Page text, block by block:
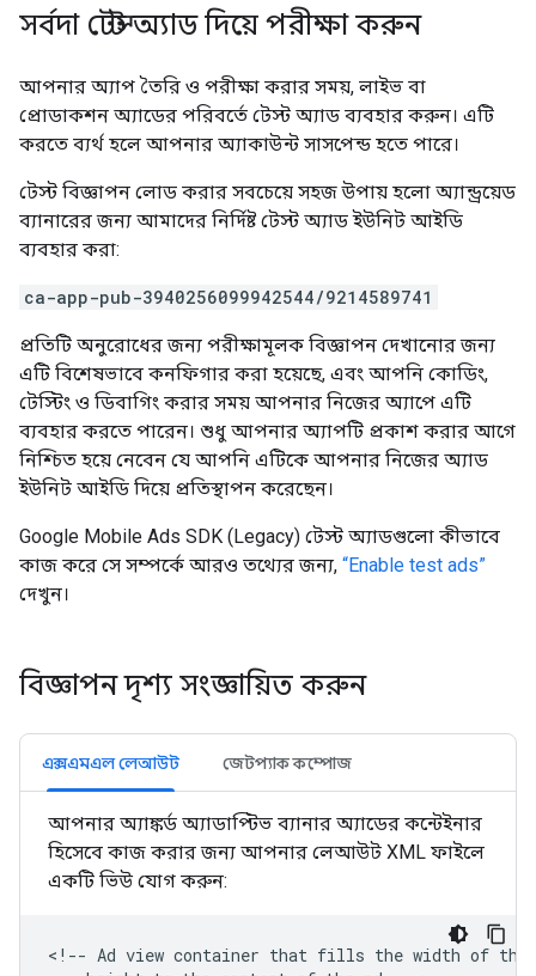
সর্বদা টেস্ট অ্যাড দিয়ে পরীক্ষা করুন
আপনার অ্যাপ তৈরি ও পরীক্ষা করার সময়, লাইভ বা
প্রোডাকশন অ্যাডের পরিবর্তে টেস্ট অ্যাড ব্যবহার করুন। এটি
করতে ব্যর্থ হলে আপনার অ্যাকাউন্ট সাসপেন্ড হতে পারে।
টেস্ট বিজ্ঞাপন লোড করার সবচেয়ে সহজ উপায় হলো অ্যান্ড্রয়েড
ব্যানারের জন্য আমাদের নির্দিষ্ট টেস্ট অ্যাড ইউনিট আইডি
ব্যবহার করা:
ca-app-pub-3940256099942544/9214589741
প্রতিটি অনুরোধের জন্য পরীক্ষামূলক বিজ্ঞাপন দেখানোর জন্য
এটি বিশেষভাবে কনফিগার করা হয়েছে, এবং আপনি কোডিং,
টেস্টিং ও ডিবাগিং করার সময় আপনার নিজের অ্যাপে এটি
ব্যবহার করতে পারেন। শুধু আপনার অ্যাপটি প্রকাশ করার আগে
নিশ্চিত হয়ে নেবেন যে আপনি এটিকে আপনার নিজের অ্যাড
ইউনিট আইডি দিয়ে প্রতিস্থাপন করেছেন।
Google Mobile Ads SDK (Legacy) টেস্ট অ্যাডগুলো কীভাবে
কাজ করে সে সম্পর্কে আরও তথ্যের জন্য, “Enable test ads”
দেখুন।
বিজ্ঞাপন দৃশ্য সংজ্ঞায়িত করুন
এক্সএমএল লেআউট জেটপ্যাক কম্পোজ
আপনার অ্যাঙ্কর্ড অ্যাডাপ্টিভ ব্যানার অ্যাডের কন্টেইনার
হিসেবে কাজ করার জন্য আপনার লেআউট XML ফাইলে
একটি ভিউ যোগ করুন:
<!-- Ad view container that fills the width of the